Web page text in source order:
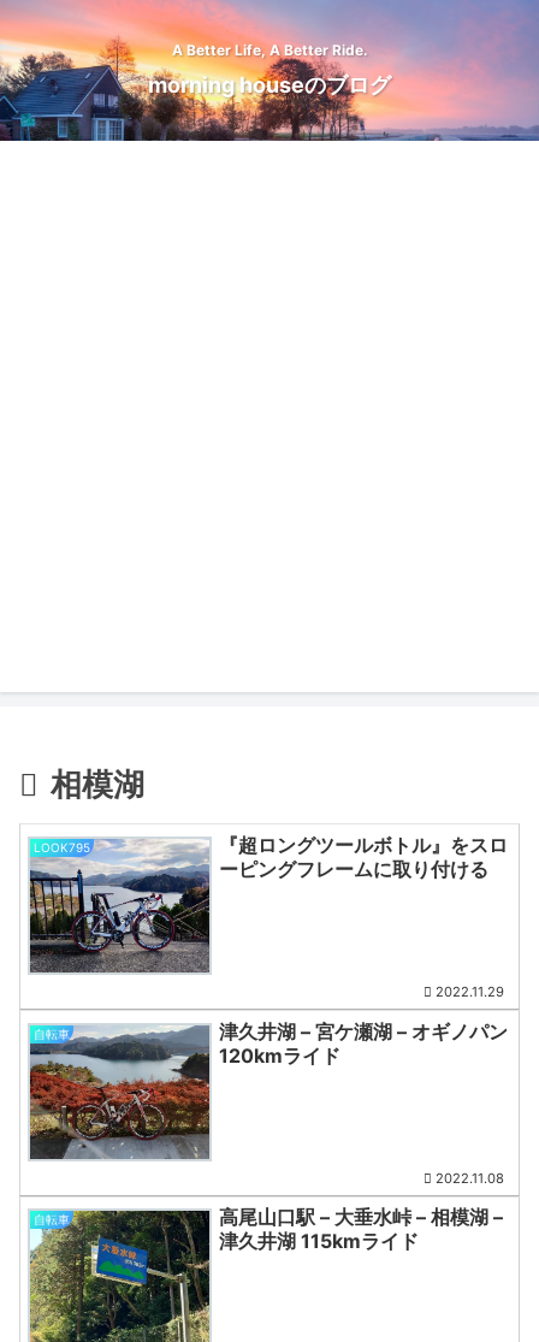
A Better Life, A Better Ride.
morning houseのブログ
相模湖
LOOK795
『超ロングツールボトル』をスロ
ーピングフレームに取り付ける
2022.11.29
自転車
津久井湖 – 宮ケ瀬湖 – オギノパン
120kmライド
2022.11.08
自転車
高尾山口駅 – 大垂水峠 – 相模湖 –
津久井湖 115kmライド